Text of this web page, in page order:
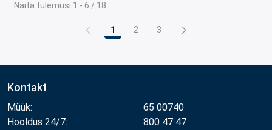
Näita tulemusi 1 - 6 / 18
Leht
1 Leht
2 Leht
3
Kontakt
Müük:
65 00740
Hooldus 24/7:
800 47 47